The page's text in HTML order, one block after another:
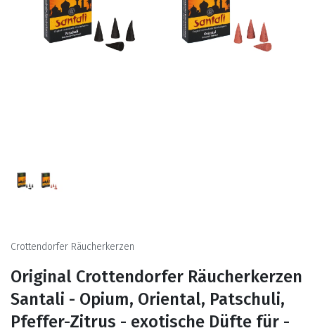
Crottendorfer Räucherkerzen
Original Crottendorfer Räucherkerzen
Santali - Opium, Oriental, Patschuli,
Pfeffer-Zitrus - exotische Düfte für -